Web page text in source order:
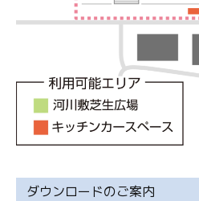
ダウンロードのご案内